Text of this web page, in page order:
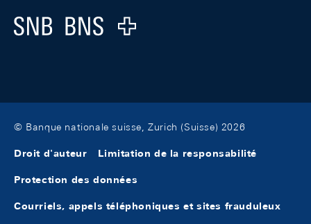
Logo
© Banque nationale suisse, Zurich (Suisse) 2026
Droit d'auteur Limitation de la responsabilité
Protection des données
Courriels, appels téléphoniques et sites frauduleux